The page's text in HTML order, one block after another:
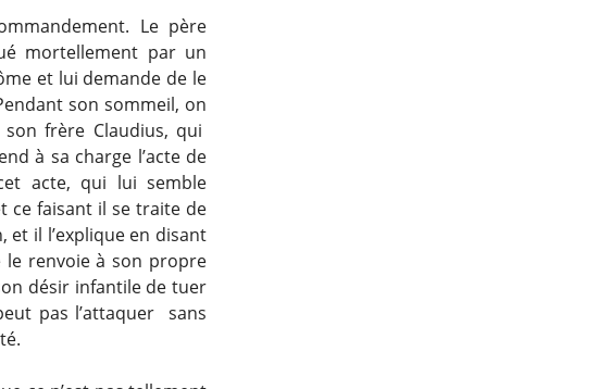
Le père
mortellement par un
et lui demande de le
son sommeil, on
frère Claudius, qui
à sa charge l’acte de
acte, qui lui semble
ce faisant il se traite de
et il l’explique en disant
le renvoie à son propre
désir infantile de tuer
pas l’attaquer sans